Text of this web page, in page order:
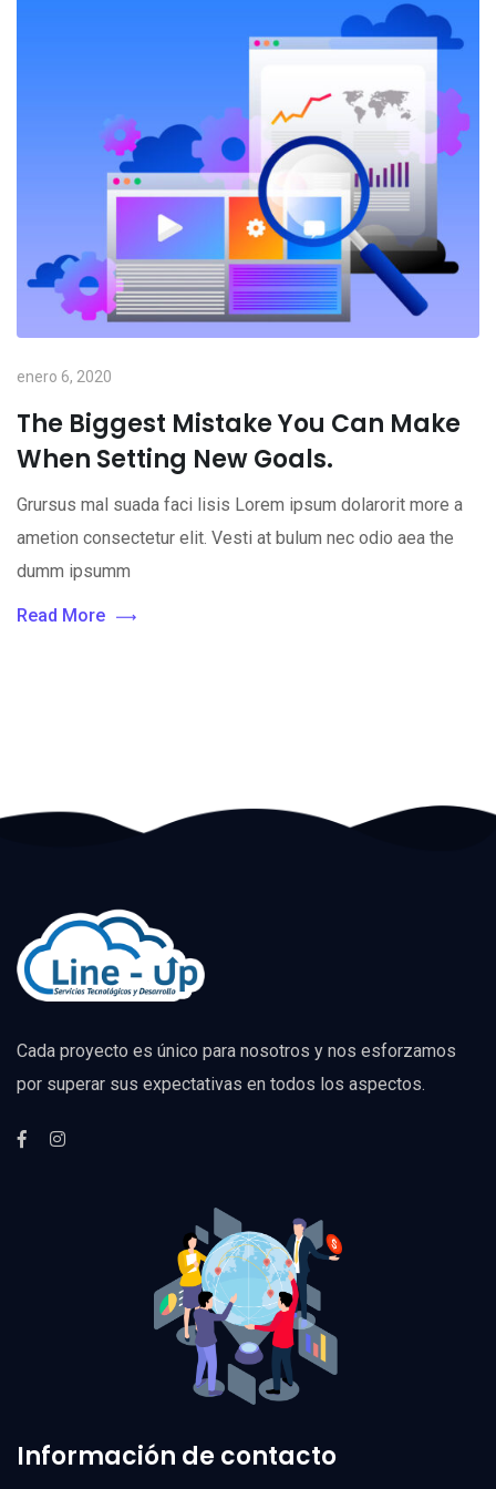
enero 6, 2020
The Biggest Mistake You Can Make
When Setting New Goals.
Grursus mal suada faci lisis Lorem ipsum dolarorit more a
ametion consectetur elit. Vesti at bulum nec odio aea the
dumm ipsumm
Read More
Cada proyecto es único para nosotros y nos esforzamos
por superar sus expectativas en todos los aspectos.
Información de contacto